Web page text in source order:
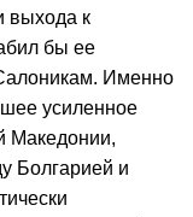
выхода к
бы ее
Именно
усиленное
Македонии,
Болгарией и